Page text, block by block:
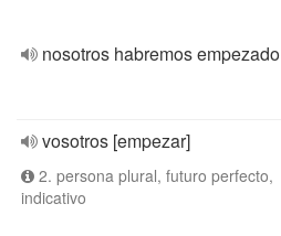
nosotros habremos empezado
vosotros [empezar]
2. persona plural, futuro perfecto,
indicativo